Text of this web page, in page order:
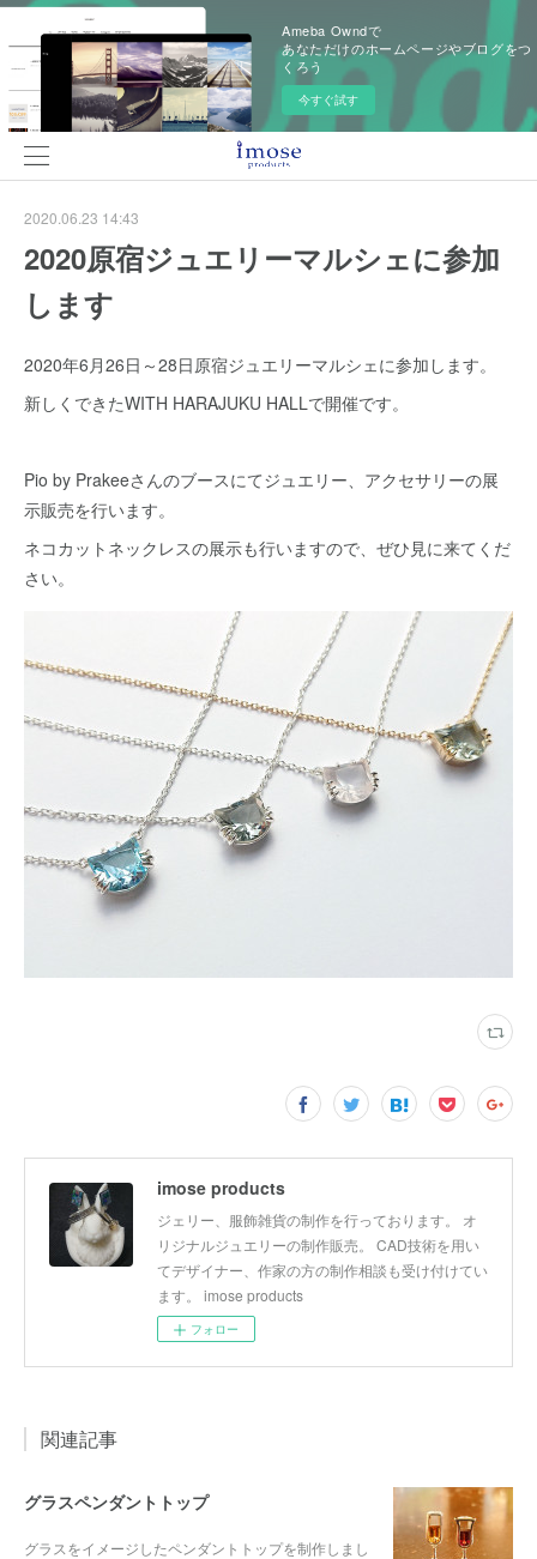
Ameba Owndで
あなただけのホームページやブログをつ
くろう
今すぐ試す
2020.06.23 14:43
2020原宿ジュエリーマルシェに参加
します
2020年6月26日～28日原宿ジュエリーマルシェに参加します。
新しくできたWITH HARAJUKU HALLで開催です。
Pio by Prakeeさんのブースにてジュエリー、アクセサリーの展
示販売を行います。
ネコカットネックレスの展示も行いますので、ぜひ見に来てくだ
さい。
imose products
ジェリー、服飾雑貨の制作を行っております。 オ
リジナルジュエリーの制作販売。 CAD技術を用い
てデザイナー、作家の方の制作相談も受け付けてい
ます。 imose products
フォロー
関連記事
グラスペンダントトップ
グラスをイメージしたペンダントトップを制作しまし